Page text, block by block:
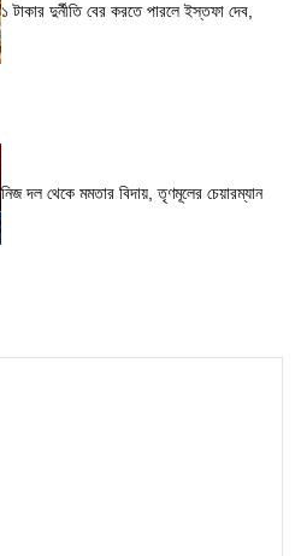
১ টাকার দুর্নীতি বের করতে পারলে ইস্তফা দেব,
নিজ দল থেকে মমতার বিদায়, তৃণমূলের চেয়ারম্যান